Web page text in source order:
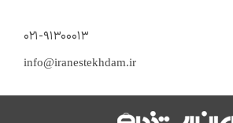
۰۲۱-۹۱۳۰۰۰۱۳
info@iranestekhdam.ir